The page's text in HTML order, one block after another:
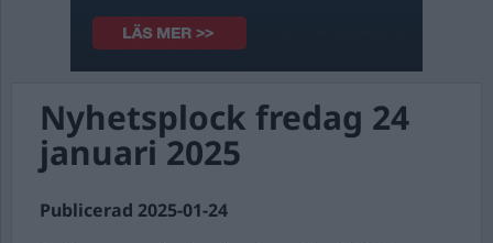
Nyhetsplock fredag 24
januari 2025
Publicerad 2025-01-24